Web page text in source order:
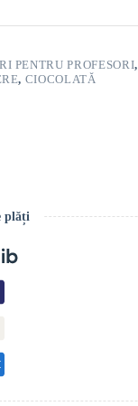
PENTRU PROFESORI,
, CIOCOLATĂ
plăți